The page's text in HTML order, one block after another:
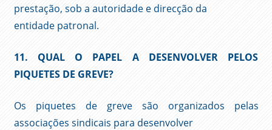
prestação, sob a autoridade e direcção da
entidade patronal.
11. QUAL O PAPEL A DESENVOLVER PELOS
PIQUETES DE GREVE?
Os piquetes de greve são organizados pelas
associações sindicais para desenvolver